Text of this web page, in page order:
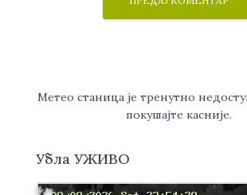
Метео станица је тренутно
покушајте касније.
Убла УЖИВО